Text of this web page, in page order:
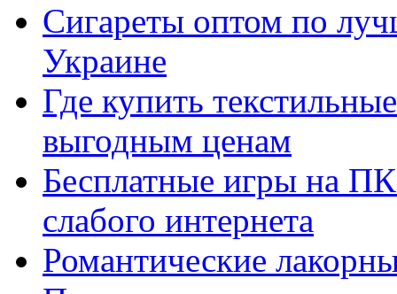
Сигареты оптом по
Украине
Где купить
выгодным ценам
Бесплатные игры на
слабого интернета
Романтические